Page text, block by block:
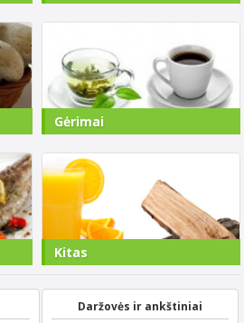
Gėrimai
Kitas
Daržovės ir ankštiniai